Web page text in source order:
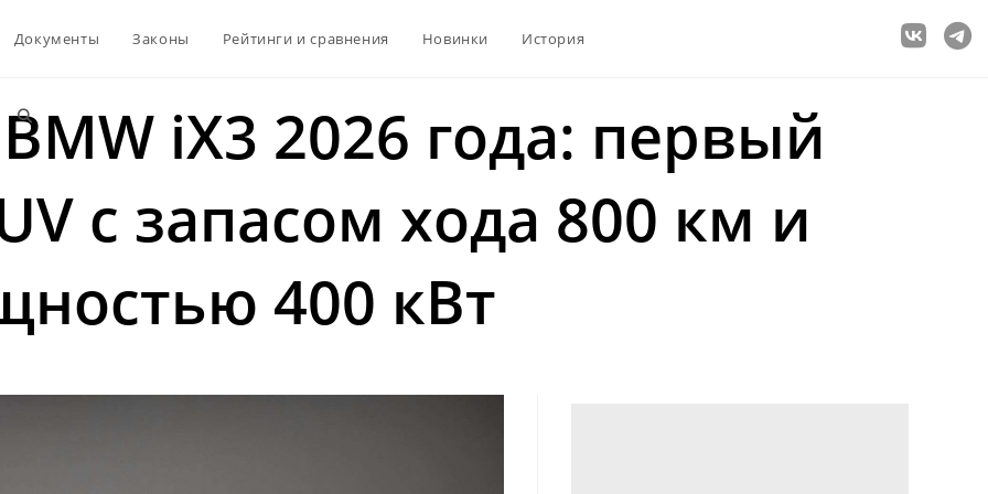
Документы Законы Рейтинги и сравнения Новинки История
Переключить
iX3 2026 года: первый
с запасом хода 800 км и
400 кВт